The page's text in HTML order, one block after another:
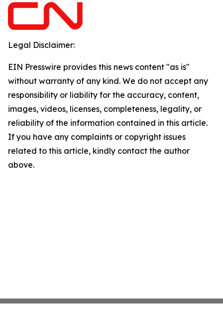
Legal Disclaimer:
EIN Presswire provides this news content "as is"
without warranty of any kind. We do not accept any
responsibility or liability for the accuracy, content,
images, videos, licenses, completeness, legality, or
reliability of the information contained in this article.
If you have any complaints or copyright issues
related to this article, kindly contact the author
above.